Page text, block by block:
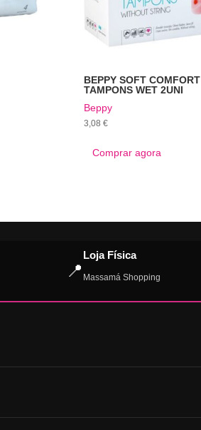
BEPPY SOFT COMFORT
TAMPONS WET 2UNI
Beppy
3,08 €
Comprar agora
📍
Loja Física
Massamá Shopping